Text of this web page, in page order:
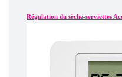
Régulation du sèche-serviettes